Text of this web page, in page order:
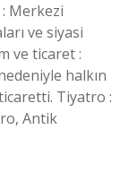
Merkezi
ve siyasi
ve ticaret :
halkın
Tiyatro :
Antik